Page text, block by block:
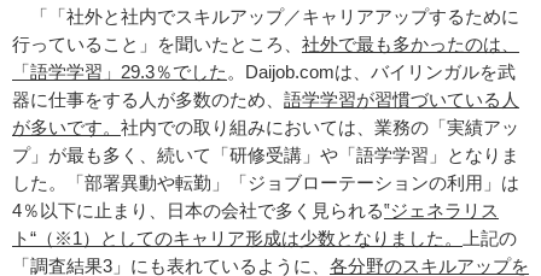
「「社外と社内でスキルアップ／キャリアアップするために
行っていること」を聞いたところ、 社外で最も多かったのは、
「語学学習」29.3％でした 。Daijob.comは、バイリンガルを武
器に仕事をする人が多数のため、 語学学習が習慣づいている人
が多いです。 社内での取り組みにおいては、業務の「実績アッ
プ」が最も多く、続いて「研修受講」や「語学学習」となりま
した。「部署異動や転勤」「ジョブローテーションの利用」は
4％以下に止まり、日本の会社で多く見られる‟ジェネラリス
ト“（※1）としてのキャリア形成は少数となりました。
上記の
「調査結果3」にも表れているように、 各分野のスキルアップを